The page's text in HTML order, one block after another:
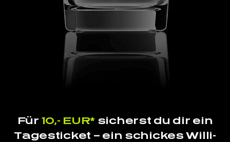
Für 10,- EUR* sicherst du dir ein
Tagesticket – ein schickes Willi-